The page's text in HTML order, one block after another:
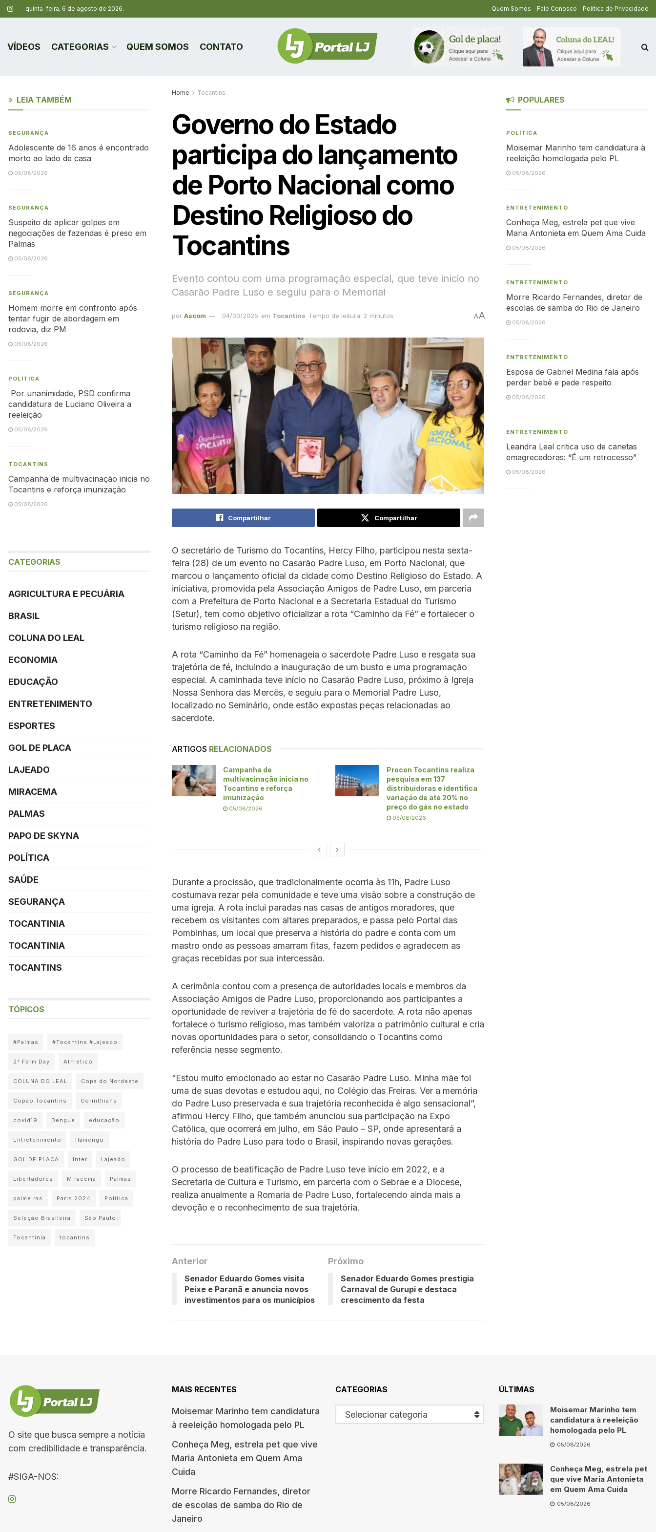
quinta-feira, 6 de agosto de 2026. Quem Somos Fale Conosco Política de Privacidade
VÍDEOS CATEGORIAS QUEM SOMOS CONTATO
Home Tocantins
Governo do Estado
participa do lançamento
de Porto Nacional como
Destino Religioso do
Tocantins
Evento contou com uma programação especial, que teve início no
Casarão Padre Luso e seguiu para o Memorial
por Ascom 04/03/2025 em Tocantins Tempo de leitura: 2 minutos AA
Compartilhar Compartilhar
O secretário de Turismo do Tocantins, Hercy Filho, participou nesta sexta-
feira (28) de um evento no Casarão Padre Luso, em Porto Nacional, que
marcou o lançamento oficial da cidade como Destino Religioso do Estado. A
iniciativa, promovida pela Associação Amigos de Padre Luso, em parceria
com a Prefeitura de Porto Nacional e a Secretaria Estadual do Turismo
(Setur), tem como objetivo oficializar a rota “Caminho da Fé” e fortalecer o
turismo religioso na região.
A rota “Caminho da Fé” homenageia o sacerdote Padre Luso e resgata sua
trajetória de fé, incluindo a inauguração de um busto e uma programação
especial. A caminhada teve início no Casarão Padre Luso, próximo à Igreja
Nossa Senhora das Mercês, e seguiu para o Memorial Padre Luso,
localizado no Seminário, onde estão expostas peças relacionadas ao
sacerdote.
ARTIGOS RELACIONADOS
Campanha de
multivacinação inicia no
Tocantins e reforça
imunização
05/08/2026
Procon Tocantins realiza
pesquisa em 137
distribuidoras e identifica
variação de até 20% no
preço do gás no estado
05/08/2026
Durante a procissão, que tradicionalmente ocorria às 11h, Padre Luso
costumava rezar pela comunidade e teve uma visão sobre a construção de
uma igreja. A rota inclui paradas nas casas de antigos moradores, que
recebem os visitantes com altares preparados, e passa pelo Portal das
Pombinhas, um local que preserva a história do padre e conta com um
mastro onde as pessoas amarram fitas, fazem pedidos e agradecem as
graças recebidas por sua intercessão.
A cerimônia contou com a presença de autoridades locais e membros da
Associação Amigos de Padre Luso, proporcionando aos participantes a
oportunidade de reviver a trajetória de fé do sacerdote. A rota não apenas
fortalece o turismo religioso, mas também valoriza o patrimônio cultural e cria
novas oportunidades para o setor, consolidando o Tocantins como
referência nesse segmento.
“Estou muito emocionado ao estar no Casarão Padre Luso. Minha mãe foi
uma de suas devotas e estudou aqui, no Colégio das Freiras. Ver a memória
do Padre Luso preservada e sua trajetória reconhecida é algo sensacional”,
afirmou Hercy Filho, que também anunciou sua participação na Expo
Católica, que ocorrerá em julho, em São Paulo – SP, onde apresentará a
história do Padre Luso para todo o Brasil, inspirando novas gerações.
O processo de beatificação de Padre Luso teve início em 2022, e a
Secretaria de Cultura e Turismo, em parceria com o Sebrae e a Diocese,
realiza anualmente a Romaria de Padre Luso, fortalecendo ainda mais a
devoção e o reconhecimento de sua trajetória.
Anterior
Senador Eduardo Gomes visita
Peixe e Paranã e anuncia novos
investimentos para os municípios
Próximo
Senador Eduardo Gomes prestigia
Carnaval de Gurupi e destaca
crescimento da festa
LEIA TAMBÉM
SEGURANÇA
Adolescente de 16 anos é encontrado
morto ao lado de casa
05/08/2026
SEGURANÇA
Suspeito de aplicar golpes em
negociações de fazendas é preso em
Palmas
05/08/2026
SEGURANÇA
Homem morre em confronto após
tentar fugir de abordagem em
rodovia, diz PM
05/08/2026
POLÍTICA
Por unanimidade, PSD confirma
candidatura de Luciano Oliveira a
reeleição
05/08/2026
TOCANTINS
Campanha de multivacinação inicia no
Tocantins e reforça imunização
05/08/2026
CATEGORIAS
AGRICULTURA E PECUÁRIA
BRASIL
COLUNA DO LEAL
ECONOMIA
EDUCAÇÃO
ENTRETENIMENTO
ESPORTES
GOL DE PLACA
LAJEADO
MIRACEMA
PALMAS
PAPO DE SKYNA
POLÍTICA
SAÚDE
SEGURANÇA
TOCANTINIA
TOCANTINIA
TOCANTINS
TÓPICOS
#Palmas #Tocantins #Lajeado
2° Farm Day Athletico
COLUNA DO LEAL Copa do Nordeste
Copão Tocantins Corinthians
covid19 Dengue educação
Entretenimento flamengo
GOL DE PLACA Inter Lajeado
Libertadores Miracema Palmas
palmeiras Paris 2024 Política
Seleção Brasileira São Paulo
Tocantinia tocantins
POPULARES
POLÍTICA
Moisemar Marinho tem candidatura à
reeleição homologada pelo PL
05/08/2026
ENTRETENIMENTO
Conheça Meg, estrela pet que vive
Maria Antonieta em Quem Ama Cuida
05/08/2026
ENTRETENIMENTO
Morre Ricardo Fernandes, diretor de
escolas de samba do Rio de Janeiro
05/08/2026
ENTRETENIMENTO
Esposa de Gabriel Medina fala após
perder bebê e pede respeito
05/08/2026
ENTRETENIMENTO
Leandra Leal critica uso de canetas
emagrecedoras: “É um retrocesso”
05/08/2026
O site que busca sempre a notícia
com credibilidade e transparência.
#SIGA-NOS:
MAIS RECENTES
Moisemar Marinho tem candidatura
à reeleição homologada pelo PL
Conheça Meg, estrela pet que vive
Maria Antonieta em Quem Ama
Cuida
Morre Ricardo Fernandes, diretor
de escolas de samba do Rio de
Janeiro
CATEGORIAS
Selecionar categoria
ÚLTIMAS
Moisemar Marinho tem
candidatura à reeleição
homologada pelo PL
05/08/2026
Conheça Meg, estrela pet
que vive Maria Antonieta
em Quem Ama Cuida
05/08/2026